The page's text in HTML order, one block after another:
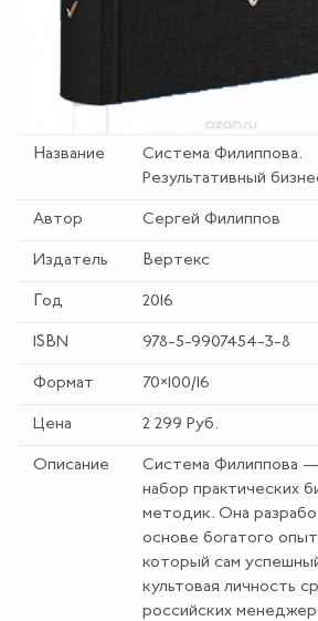
Название Система Филиппова.
Результативный
Автор Сергей Филиппов
Издатель Вертекс
Год 2016
ISBN 978-5-9907454-3-8
Формат 70×100/16
Цена 2 299 Руб.
Описание
Система Филиппова
набор практических
методик. Она
основе богатого
который сам
культовая личность
российских